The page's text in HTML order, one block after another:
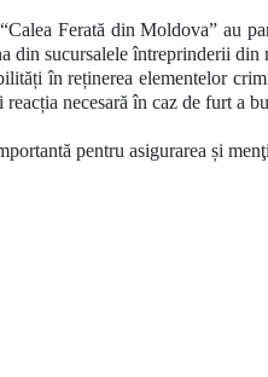
Ferată din Moldova” au
din sucursalele întreprinderii din
înreținerea elementelor
necesară în caz de furt a
pentru asigurarea și